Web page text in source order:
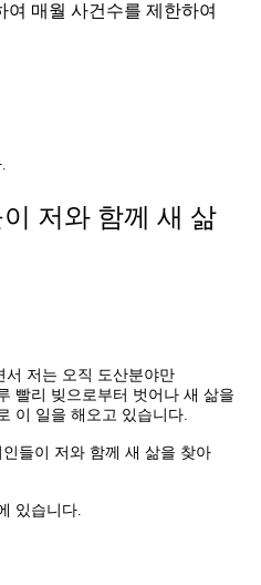
여 매월 사건수를 제한하여
저와 함께 새 삶
서 저는 오직 도산분야만
빨리 빚으로부터 벗어나 새 삶을
이 일을 해오고 있습니다.
들이 저와 함께 새 삶을 찾아
있습니다.